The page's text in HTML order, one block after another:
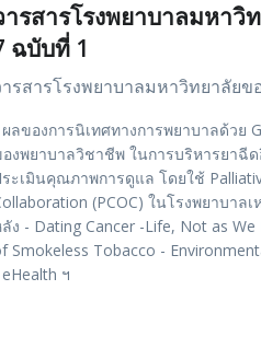
ารสารโรงพยาบาลมหา
ฉบับที่ 1
รสารโรงพยาบาลมหาวิทยาลัย
ลของการนิเทศทางการพยาบาลด้วย
งพยาบาลวิชาชีพ ในการบริหารยาฉี
ะเมินคุณภาพการดูแล โดยใช้
(PCOC) ในโรงพยาบาล
ง - Dating Cancer -Life, Not as
Smokeless Tobacco -
ฯ